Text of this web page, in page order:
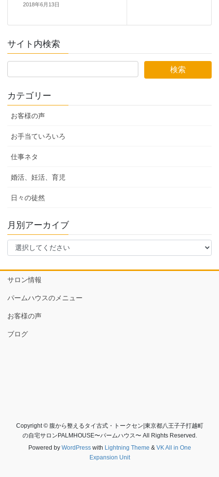
2018年6月13日
サイト内検索
カテゴリー
お客様の声
お手当ていろいろ
仕事ネタ
婚活、妊活、育児
日々の徒然
月別アーカイブ
サロン情報
パームハウスのメニュー
お客様の声
ブログ
Copyright © 腹から整えるタイ古式・トークセン|東京都八王子子打越町
の自宅サロンPALMHOUSE〜パームハウス〜 All Rights Reserved.
Powered by WordPresswith Lightning Theme & VK All in One
Expansion Unit